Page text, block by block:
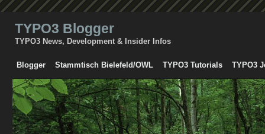
TYPO3 Blogger
TYPO3 News, Development & Insider Infos
Blogger Stammtisch Bielefeld/OWL TYPO3 Tutorials TYPO3